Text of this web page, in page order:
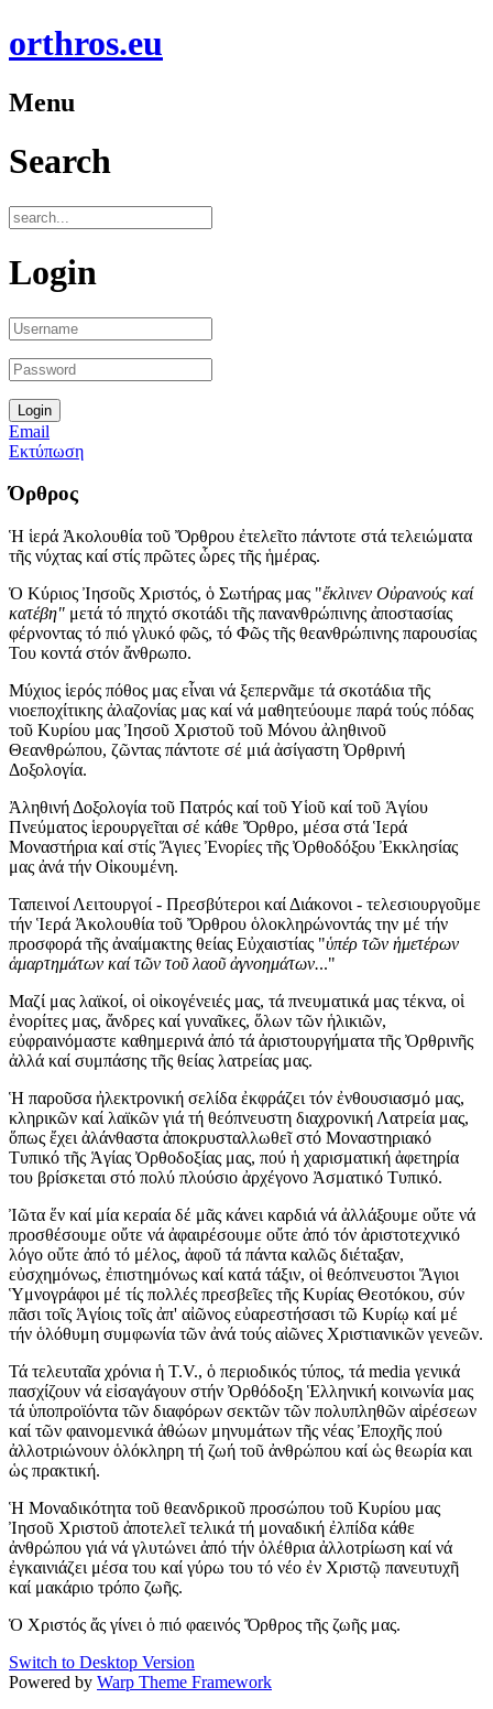
orthros.eu
Menu
Search
Login
Email
Εκτύπωση
Όρθρος
Ἡ ἱερά Ἀκολουθία τοῦ Ὄρθρου ἐτελεῖτο πάντοτε στά τελειώματα
τῆς νύχτας καί στίς πρῶτες ὧρες τῆς ἡμέρας.
Ὁ Κύριος Ἰησοῦς Χριστός, ὁ Σωτήρας μας "ἔκλινεν Οὐρανούς καί
κατέβη" μετά τό πηχτό σκοτάδι τῆς πανανθρώπινης ἀποστασίας
φέρνοντας τό πιό γλυκό φῶς, τό Φῶς τῆς θεανθρώπινης παρουσίας
Του κοντά στόν ἄνθρωπο.
Μύχιος ἱερός πόθος μας εἶναι νά ξεπερνᾶμε τά σκοτάδια τῆς
νιοεποχίτικης ἀλαζονίας μας καί νά μαθητεύουμε παρά τούς πόδας
τοῦ Κυρίου μας Ἰησοῦ Χριστοῦ τοῦ Μόνου ἀληθινοῦ
Θεανθρώπου, ζῶντας πάντοτε σέ μιά ἀσίγαστη Ὀρθρινή
Δοξολογία.
Ἀληθινή Δοξολογία τοῦ Πατρός καί τοῦ Υἱοῦ καί τοῦ Ἁγίου
Πνεύματος ἱερουργεῖται σέ κάθε Ὄρθρο, μέσα στά Ἱερά
Μοναστήρια καί στίς Ἅγιες Ἐνορίες τῆς Ὀρθοδόξου Ἐκκλησίας
μας ἀνά τήν Οἰκουμένη.
Ταπεινοί Λειτουργοί - Πρεσβύτεροι καί Διάκονοι - τελεσιουργοῦμε
τήν Ἱερά Ἀκολουθία τοῦ Ὄρθρου ὁλοκληρώνοντάς την μέ τήν
προσφορά τῆς ἀναίμακτης θείας Εὐχαιστίας "ὑπέρ τῶν ἡμετέρων
ἁμαρτημάτων καίτῶν τοῦ λαοῦ ἀγνοημάτων..."
Μαζί μας λαϊκοί, οἱ οἰκογένειές μας, τά πνευματικά μας τέκνα, οἱ
ἐνορίτες μας, ἄνδρες καί γυναῖκες, ὅλων τῶν ἡλικιῶν,
εὐφραινόμαστε καθημερινά ἀπό τά ἀριστουργήματα τῆς Ὀρθρινῆς
ἀλλά καί συμπάσης τῆς θείας λατρείας μας.
Ἡ παροῦσα ἠλεκτρονική σελίδα ἐκφράζει τόν ἐνθουσιασμό μας,
κληρικῶν καί λαϊκῶν γιά τή θεόπνευστη διαχρονική Λατρεία μας,
ὅπως ἔχει ἀλάνθαστα ἀποκρυσταλλωθεῖ στό Μοναστηριακό
Τυπικό τῆς Ἁγίας Ὀρθοδοξίας μας, πού ἡ χαρισματική ἀφετηρία
του βρίσκεται στό πολύ πλούσιο ἀρχέγονο Ἀσματικό Τυπικό.
Ἰῶτα ἕν καί μία κεραία δέ μᾶς κάνει καρδιά νά ἀλλάξουμε οὔτε νά
προσθέσουμε οὔτε νά ἀφαιρέσουμε οὔτε ἀπό τόν ἀριστοτεχνικό
λόγο οὔτε ἀπό τό μέλος, ἀφοῦ τά πάντα καλῶς διέταξαν,
εὐσχημόνως, ἐπιστημόνως καί κατά τάξιν, οἱ θεόπνευστοι Ἅγιοι
Ὑμνογράφοι μέ τίς πολλές πρεσβεῖες τῆς Κυρίας Θεοτόκου, σύν
πᾶσι τοῖς Ἁγίοις τοῖς ἀπ' αἰῶνος εὐαρεστήσασι τῶ Κυρίῳ καί μέ
τήν ὁλόθυμη συμφωνία τῶν ἀνά τούς αἰῶνες Χριστιανικῶν γενεῶν.
Τά τελευταῖα χρόνια ἡ T.V., ὁ περιοδικός τύπος, τά media γενικά
πασχίζουν νά εἰσαγάγουν στήν Ὀρθόδοξη Ἑλληνική κοινωνία μας
τά ὑποπροϊόντα τῶν διαφόρων σεκτῶν τῶν πολυπληθῶν αἱρέσεων
καί τῶν φαινομενικά ἀθώων μηνυμάτων τῆς νέας Ἐποχῆς πού
ἀλλοτριώνουν ὁλόκληρη τή ζωή τοῦ ἀνθρώπου καί ὡς θεωρία και
ὡς πρακτική.
Ἡ Μοναδικότητα τοῦ θεανδρικοῦ προσώπου τοῦ Κυρίου μας
Ἰησοῦ Χριστοῦ ἀποτελεῖ τελικά τή μοναδική ἐλπίδα κάθε
ἀνθρώπου γιά νά γλυτώνει ἀπό τήν ὀλέθρια ἀλλοτρίωση καί νά
ἐγκαινιάζει μέσα του καί γύρω του τό νέο ἐν Χριστῷ πανευτυχῆ
καί μακάριο τρόπο ζωῆς.
Ὁ Χριστός ἄς γίνει ὁ πιό φαεινός Ὄρθρος τῆς ζωῆς μας.
Switch to Desktop Version
Powered by Warp Theme Framework